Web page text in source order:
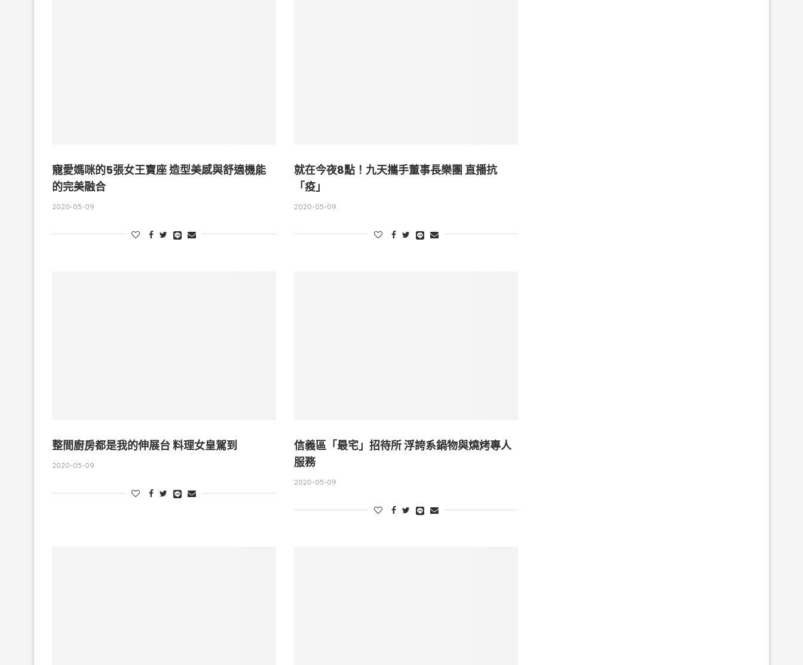
寵愛媽咪的5張女王寶座 造型美感與舒適機能
的完美融合
2020-05-09
就在今夜8點！九天攜手董事長樂團 直播抗
「疫」
2020-05-09
整間廚房都是我的伸展台 料理女皇駕到
2020-05-09
信義區「最宅」招待所 浮誇系鍋物與燒烤專人
服務
2020-05-09